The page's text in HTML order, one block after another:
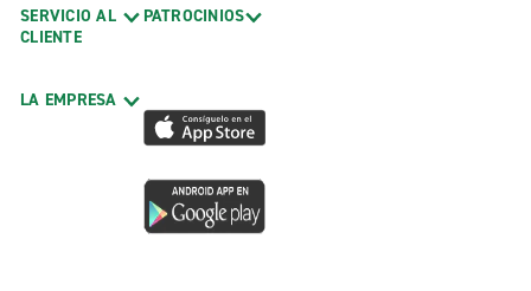
SERVICIO AL
CLIENTE
LA EMPRESA
PATROCINIOS